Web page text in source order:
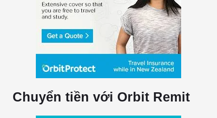
Chuyển tiền với Orbit Remit